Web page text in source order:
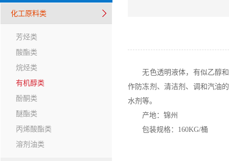
化工原料类
芳烃类
酸酯类
烷烃类
有机醇类
酚酮类
醚酯类
丙烯酸酯类
溶剂油类
无色透明液体，有似乙醇和
作防冻剂、清洁剂、调和汽油
水剂等。
产地：锦州
包装规格：160KG/桶